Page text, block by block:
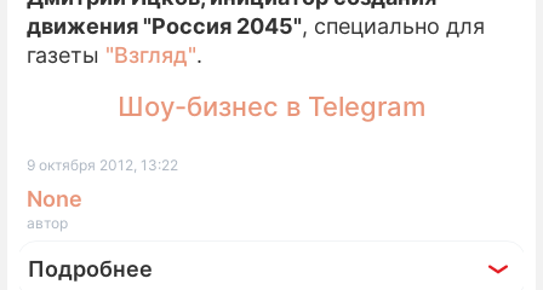
движения "Россия 2045", специально для
газеты "Взгляд".
Шоу-бизнес в Telegram
9 октября 2012, 13:22
None
автор
Подробнее